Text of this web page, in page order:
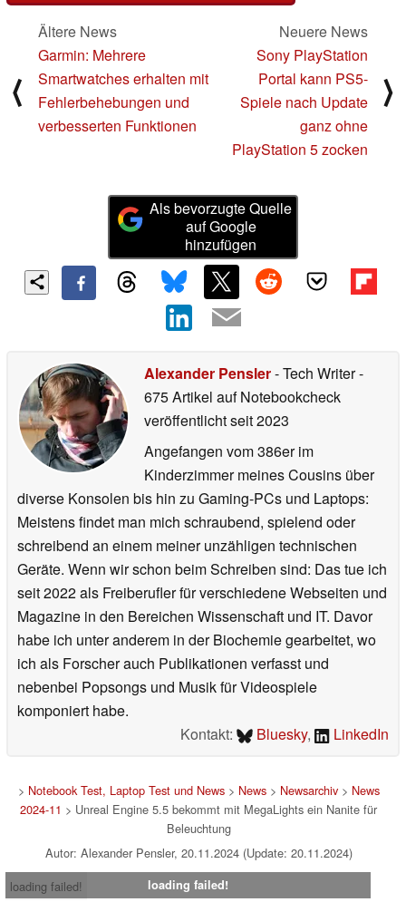
⟨
Ältere News
Garmin: Mehrere
Smartwatches erhalten mit
Fehlerbehebungen und
verbesserten Funktionen
Neuere News
Sony PlayStation
Portal kann PS5-
Spiele nach Update
ganz ohne
PlayStation 5 zocken
⟩
Als bevorzugte Quelle
auf Google
hinzufügen
Alexander Pensler- Tech Writer-
675 Artikel auf Notebookcheck
veröffentlichtseit 2023
Angefangen vom 386er im
Kinderzimmer meines Cousins über
diverse Konsolen bis hin zu Gaming-PCs und Laptops:
Meistens findet man mich schraubend, spielend oder
schreibend an einem meiner unzähligen technischen
Geräte. Wenn wir schon beim Schreiben sind: Das tue ich
seit 2022 als Freiberufler für verschiedene Webseiten und
Magazine in den Bereichen Wissenschaft und IT. Davor
habe ich unter anderem in der Biochemie gearbeitet, wo
ich als Forscher auch Publikationen verfasst und
nebenbei Popsongs und Musik für Videospiele
komponiert habe.
Kontakt:
Bluesky, LinkedIn
> Notebook Test, Laptop Test und News> News> Newsarchiv> News
2024-11 > Unreal Engine 5.5 bekommt mit MegaLights ein Nanite für
Beleuchtung
Autor: Alexander Pensler, 20.11.2024 (Update: 20.11.2024)
loading failed!
loading failed!